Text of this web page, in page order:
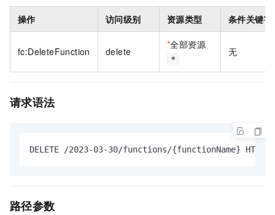
操作 访问级别 资源类型 条件关键字
fc:DeleteFunction delete
*全部资源
*
无
请求语法
DELETE /2023-03-30/functions/{functionName} HTTP/
路径参数